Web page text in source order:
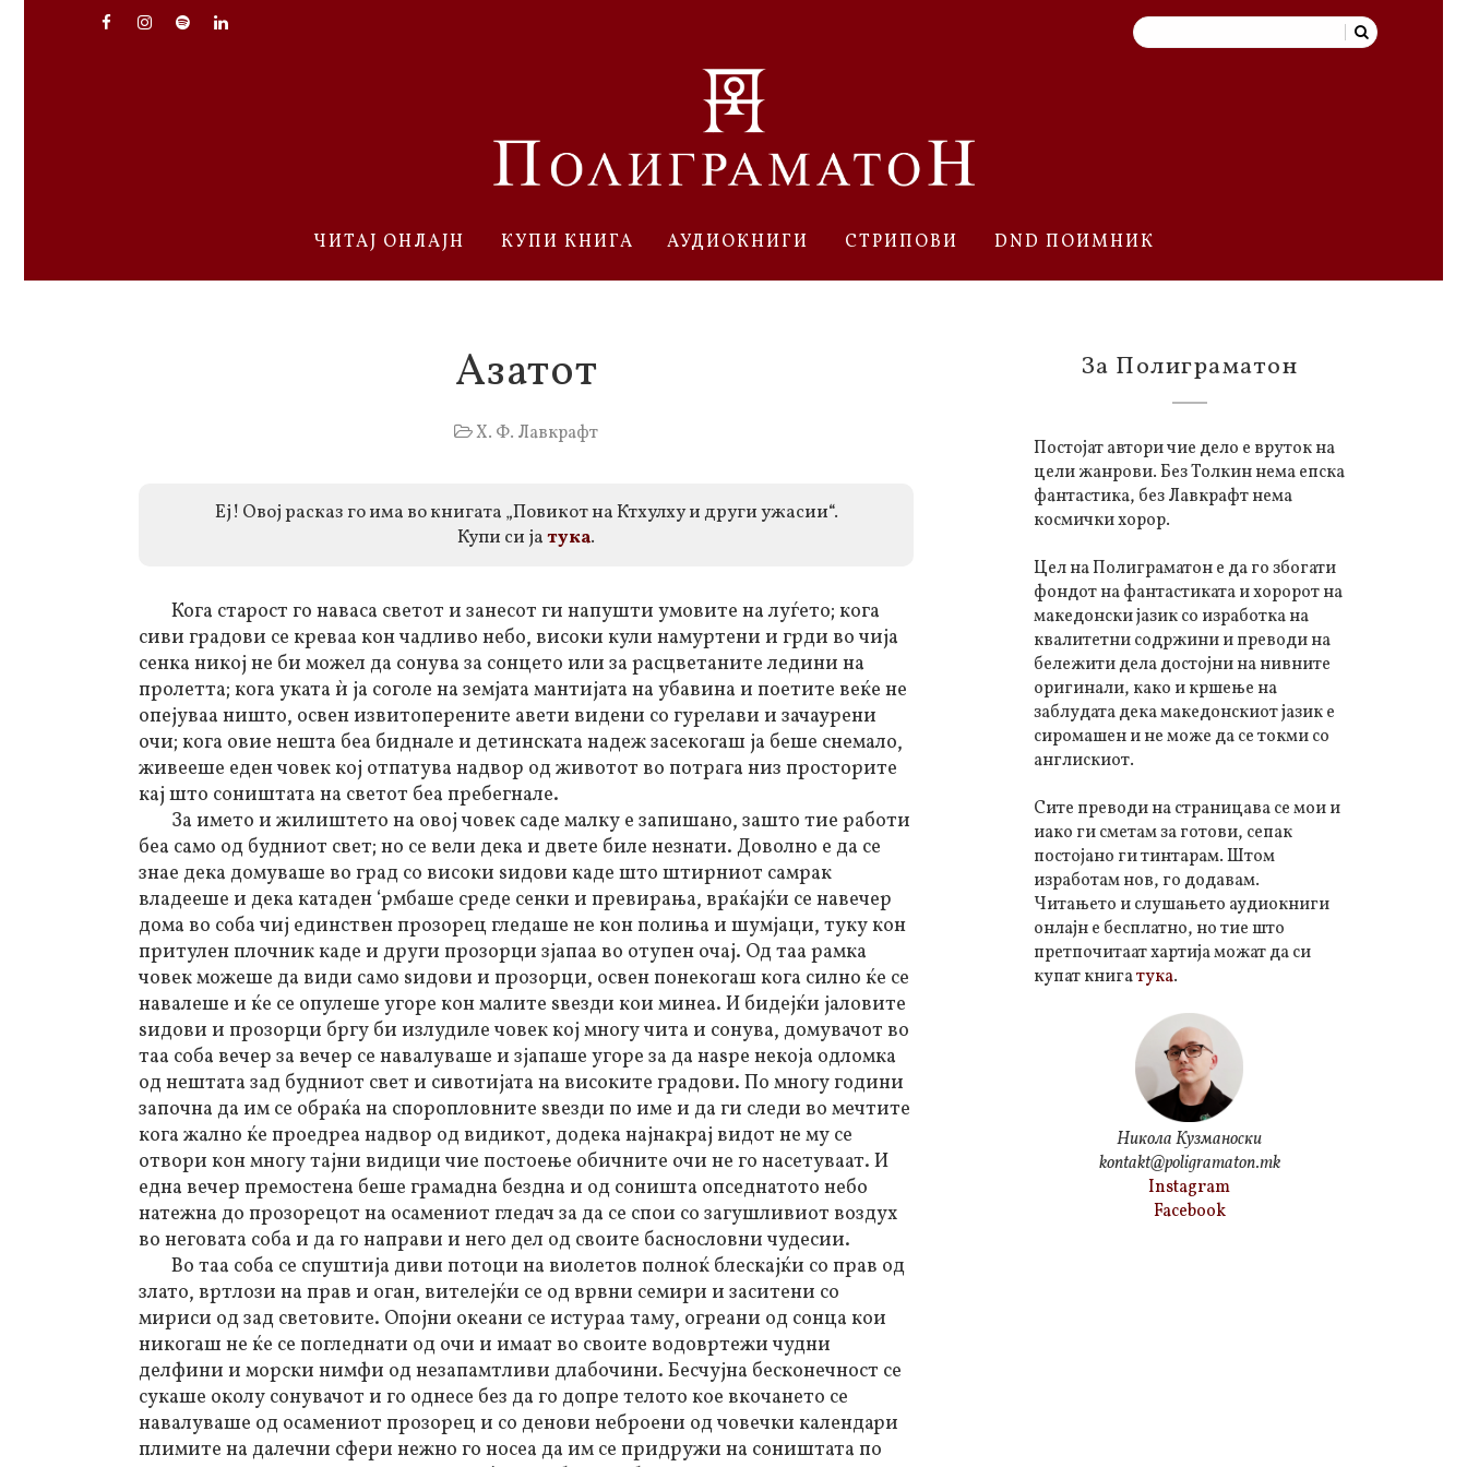
ЧИТАЈ ОНЛАЈН КУПИ КНИГА АУДИОКНИГИ СТРИПОВИ DND ПОИМНИК
Азатот
Х. Ф. Лавкрафт
Еј! Овој расказ го има во книгата „Повикот на Ктхулху и други ужасии“.
Купи си јатука.
Кога старост го наваса светот и занесот ги напушти умовите на луѓето; кога
сиви градови се креваа кон чадливо небо, високи кули намуртени и грди во чија
сенка никој не би можел да сонува за сонцето или за расцветаните ледини на
пролетта; кога уката ѝ ја соголе на земјата мантијата на убавина и поетите веќе не
опејуваа ништо, освен извитоперените авети видени со гурелави и зачаурени
очи; кога овие нешта беа биднале и детинската надеж засекогаш ја беше снемало,
живееше еден човек кој отпатува надвор од животот во потрага низ просторите
кај што соништата на светот беа пребегнале.
За името и жилиштето на овој човек саде малку е запишано, зашто тие работи
беа само од будниот свет; но се вели дека и двете биле незнати. Доволно е да се
знае дека домуваше во град со високи ѕидови каде што штирниот самрак
владееше и дека катаден ‘рмбаше среде сенки и превирања, враќајќи се навечер
дома во соба чиј единствен прозорец гледаше не кон полиња и шумјаци, туку кон
притулен плочник каде и други прозорци зјапаа во отупен очај. Од таа рамка
човек можеше да види само ѕидови и прозорци, освен понекогаш кога силно ќе се
навалеше и ќе се опулеше угоре кон малите ѕвезди кои минеа. И бидејќи јаловите
ѕидови и прозорци бргу би излудиле човек кој многу чита и сонува, домувачот во
таа соба вечер за вечер се навалуваше и зјапаше угоре за да наѕре некоја одломка
од нештата зад будниот свет и сивотијата на високите градови. По многу години
започна да им се обраќа на споропловните ѕвезди по име и да ги следи во мечтите
кога жално ќе проедреа надвор од видикот, додека најнакрај видот не му се
отвори кон многу тајни видици чие постоење обичните очи не го насетуваат. И
една вечер премостена беше грамадна бездна и од соништа опседнатото небо
натежна до прозорецот на осамениот гледач за да се спои со загушливиот воздух
во неговата соба и да го направи и него дел од своите баснословни чудесии.
Во таа соба се спуштија диви потоци на виолетов полноќ блескајќи со прав од
злато, вртлози на прав и оган, вителејќи се од врвни семири и заситени со
мириси од зад световите. Опојни океани се истураа таму, огреани од сонца кои
никогаш не ќе се погледнати од очи и имаат во своите водовртежи чудни
делфини и морски нимфи од незапамтливи длабочини. Бесчујна бесконечност се
сукаше околу сонувачот и го однесе без да го допре телото кое вкочането се
навалуваше од осамениот прозорец и со денови неброени од човечки календари
плимите на далечни сфери нежно го носеа да им се придружи на соништата по
За Полиграматон
Постојат автори чие дело е вруток на
цели жанрови. Без Толкин нема епска
фантастика, без Лавкрафт нема
космички хорор.
Цел на Полиграматон е да го збогати
фондот на фантастиката и хоророт на
македонски јазик со изработка на
квалитетни содржини и преводи на
бележити дела достојни на нивните
оригинали, како и кршење на
заблудата дека македонскиот јазик е
сиромашен и не може да се токми со
англискиот.
Сите преводи на страницава се мои и
иако ги сметам за готови, сепак
постојано ги тинтарам. Штом
изработам нов, го додавам.
Читањето и слушањето аудиокниги
онлајн е бесплатно, но тие што
претпочитаат хартија можат да си
купат книгатука.
Никола Кузманоски
kontakt@poligramaton.mk
Instagram
Facebook